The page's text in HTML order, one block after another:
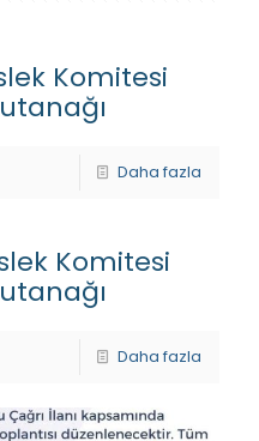
Komitesi
Daha fazla
Komitesi
Daha fazla